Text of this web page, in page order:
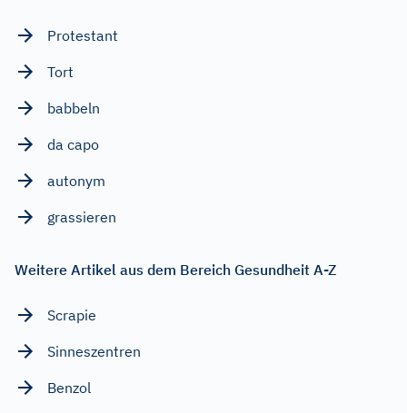
Protestant
Tort
babbeln
da capo
autonym
grassieren
Weitere Artikel aus dem Bereich Gesundheit A-Z
Scrapie
Sinneszentren
Benzol